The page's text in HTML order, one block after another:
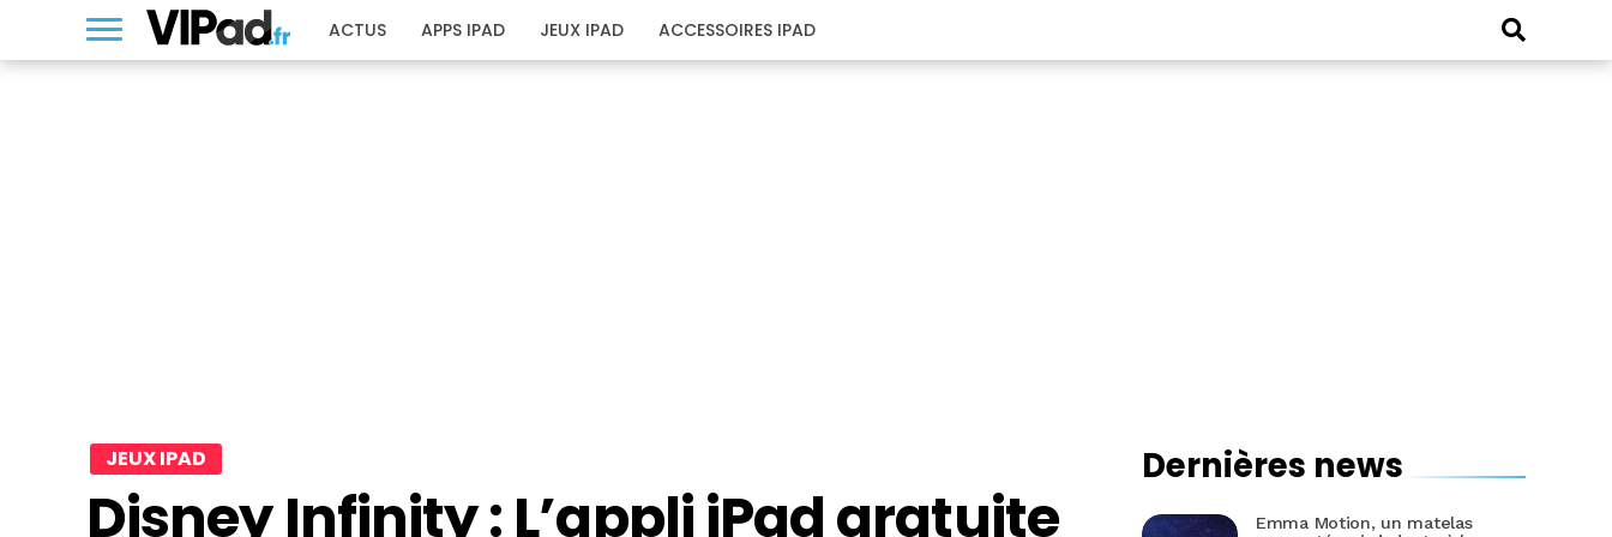
ACTUS APPS IPAD JEUX IPAD ACCESSOIRES IPAD
JEUX IPAD
Disney Infinity : L’appli iPad gratuite
Dernières news
Emma Motion, un matelas